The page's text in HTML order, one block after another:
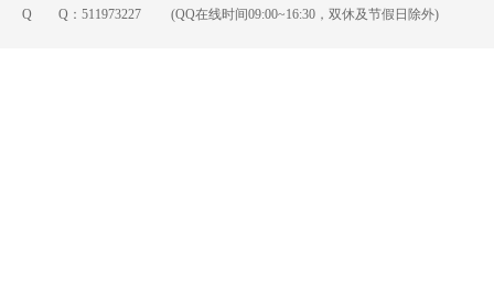
Q Q： 511973227 (QQ在线时间09:00~16:30，双休及节假日除外)